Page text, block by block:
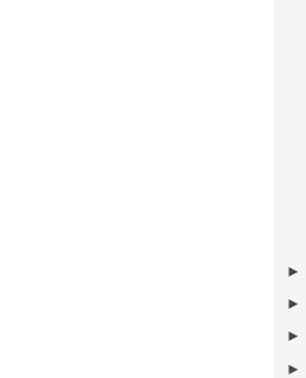
►
►
►
►